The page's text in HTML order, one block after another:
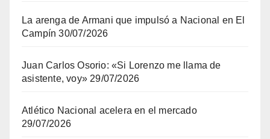
La arenga de Armani que impulsó a Nacional en El
Campín 30/07/2026
Juan Carlos Osorio: «Si Lorenzo me llama de
asistente, voy» 29/07/2026
Atlético Nacional acelera en el mercado
29/07/2026